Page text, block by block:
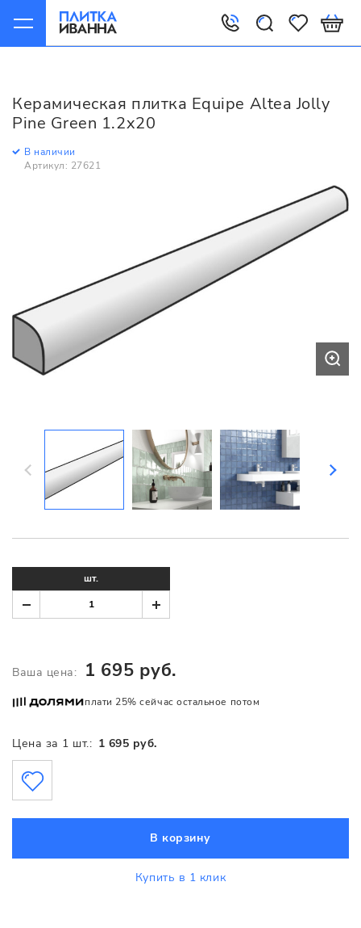
Керамическая плитка Equipe Altea Jolly
Pine Green 1.2x20
В наличии
Артикул: 27621
Цена за 1 шт.: 1 695 руб.
шт.
Ваша цена: 1 695 руб.
плати 25% сейчас остальное потом
В корзину
Купить в 1 клик